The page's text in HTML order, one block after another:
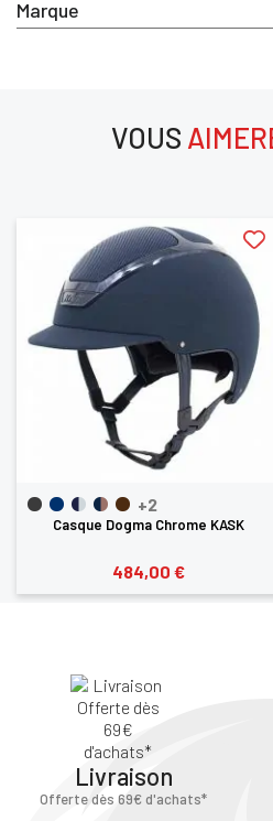
Marque
VOUS
+2
Casque Dogma Chrome KASK
484,00 €
Livraison
Offerte dès 69€ d'achats*
Vous devez être connecté